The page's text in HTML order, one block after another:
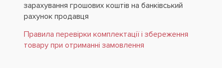
зарахування грошових коштів на банківський
рахунок продавця
Правила перевірки комплектації і збереження
товару при отриманні замовлення